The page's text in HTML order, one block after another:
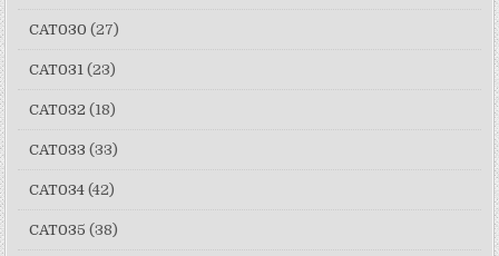
CAT030 (27)
CAT031 (23)
CAT032 (18)
CAT033 (33)
CAT034 (42)
CAT035 (38)